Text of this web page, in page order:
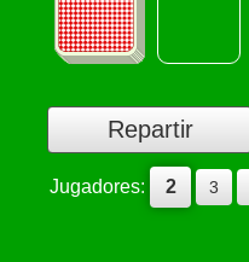
Jugadores: 2 3
Repartir